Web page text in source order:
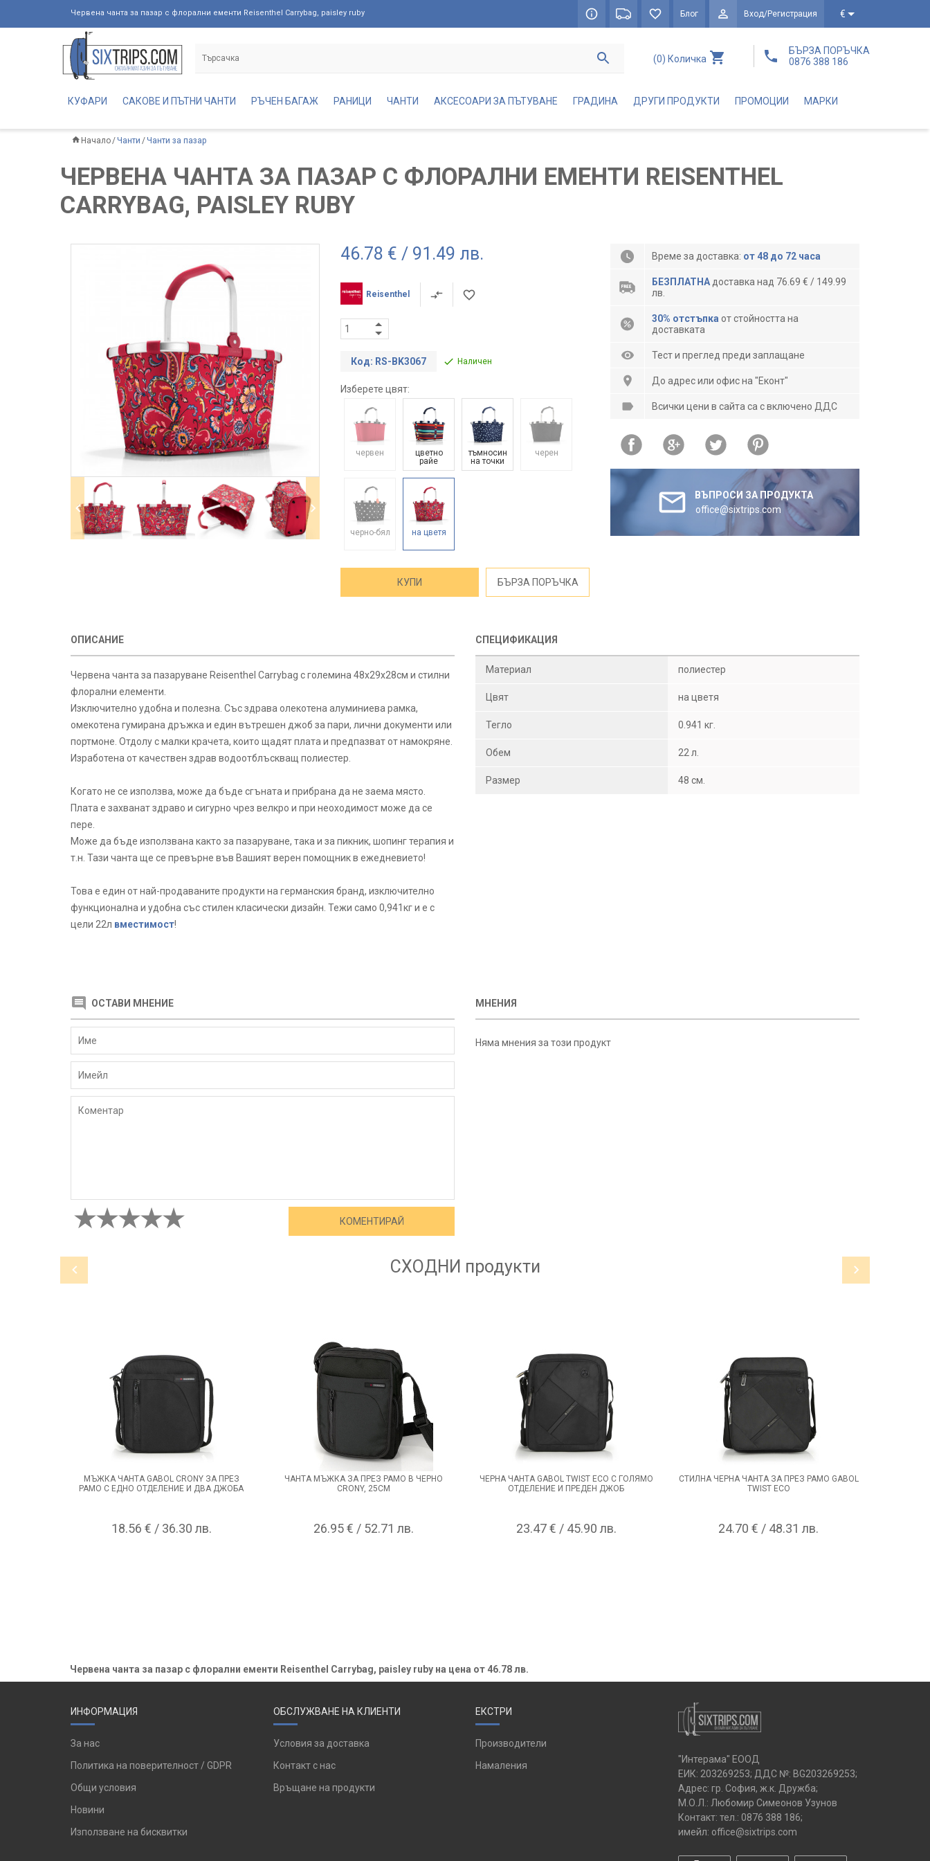
Червена чанта за пазар с флорални ементи Reisenthel Carrybag, paisley ruby Блог Вход/Регистрация €
(0) Количка
БЪРЗА ПОРЪЧКА
0876 388 186
КУФАРИ САКОВЕ И ПЪТНИ ЧАНТИ РЪЧЕН БАГАЖ РАНИЦИ ЧАНТИ АКСЕСОАРИ ЗА ПЪТУВАНЕ ГРАДИНА ДРУГИ ПРОДУКТИ ПРОМОЦИИ МАРКИ
Начало Чанти Чанти за пазар
ЧЕРВЕНА ЧАНТА ЗА ПАЗАР С ФЛОРАЛНИ ЕМЕНТИ REISENTHEL
CARRYBAG, PAISLEY RUBY
46.78 € / 91.49 лв.
Reisenthel
Код: RS-BK3067 Наличен
Изберете цвят:
червен
цветно
райе
тъмносин
на точки
черен
черно-бял на цветя
КУПИ БЪРЗА ПОРЪЧКА
Време за доставка: от 48 до 72 часа
БЕЗПЛАТНА доставка над 76.69 € / 149.99
лв.
30% отстъпка от стойността на
доставката
Тест и преглед преди заплащане
До адрес или офис на "Еконт"
Всички цени в сайта са с включено ДДС
ВЪПРОСИ ЗА ПРОДУКТА
office@sixtrips.com
ОПИСАНИЕ
Червена чанта за пазаруване Reisenthel Carrybag с големина 48х29х28см и стилни
флорални елементи.
Изключително удобна и полезна. Със здрава олекотена алуминиева рамка,
омекотена гумирана дръжка и един вътрешен джоб за пари, лични документи или
портмоне. Отдолу с малки крачета, които щадят плата и предпазват от намокряне.
Изработена от качествен здрав водоотблъскващ полиестер.
Когато не се използва, може да бъде сгъната и прибрана да не заема място.
Плата е захванат здраво и сигурно чрез велкро и при неоходимост може да се
пере.
Може да бъде използвана както за пазаруване, така и за пикник, шопинг терапия и
т.н. Тази чанта ще се превърне във Вашият верен помощник в ежедневието!
Това е един от най-продаваните продукти на германския бранд, изключително
функционална и удобна със стилен класически дизайн. Тежи само 0,941кг и е с
цели 22л вместимост!
СПЕЦИФИКАЦИЯ
Материал полиестер
Цвят на цветя
Тегло 0.941 кг.
Обем 22 л.
Размер 48 см.
ОСТАВИ МНЕНИЕ МНЕНИЯ
Няма мнения за този продукт
СХОДНИ продукти
МЪЖКА ЧАНТА GABOL CRONY ЗА ПРЕЗ
РАМО С ЕДНО ОТДЕЛЕНИЕ И ДВА ДЖОБА
18.56 € / 36.30 лв.
ЧАНТА МЪЖКА ЗА ПРЕЗ РАМО В ЧЕРНО
CRONY, 25СМ
26.95 € / 52.71 лв.
ЧЕРНА ЧАНТА GABOL TWIST ECO С ГОЛЯМО
ОТДЕЛЕНИЕ И ПРЕДЕН ДЖОБ
23.47 € / 45.90 лв.
СТИЛНА ЧЕРНА ЧАНТА ЗА ПРЕЗ РАМО GABOL
TWIST ECO
24.70 € / 48.31 лв.
Червена чанта за пазар с флорални ементи Reisenthel Carrybag, paisley ruby на цена от 46.78 лв.
ИНФОРМАЦИЯ
За нас
Политика на поверителност / GDPR
Общи условия
Новини
Използване на бисквитки
ОБСЛУЖВАНЕ НА КЛИЕНТИ
Условия за доставка
Контакт с нас
Връщане на продукти
ЕКСТРИ
Производители
Намаления
"Интерама" ЕООД
ЕИК: 203269253; ДДС №: BG203269253;
Адрес: гр. София, ж.к. Дружба;
М.О.Л.: Любомир Симеонов Узунов
Контакт: тел.: 0876 388 186;
имейл: office@sixtrips.com